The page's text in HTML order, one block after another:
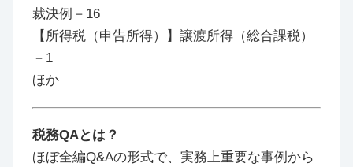
裁決例－16
【所得税（申告所得）】譲渡所得（総合課税）
－1
ほか
税務QAとは？
ほぼ全編Q&Aの形式で、実務上重要な事例から